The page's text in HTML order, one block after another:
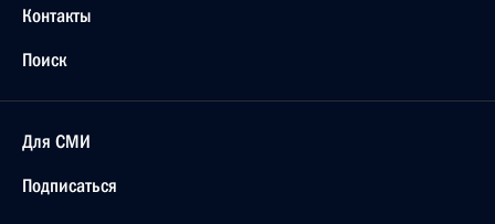
Контакты
Поиск
Для СМИ
Подписаться